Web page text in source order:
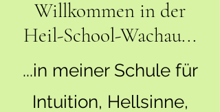
Willkommen in der
Heil-School-Wachau...
...in meiner Schule für
Intuition, Hellsinne,